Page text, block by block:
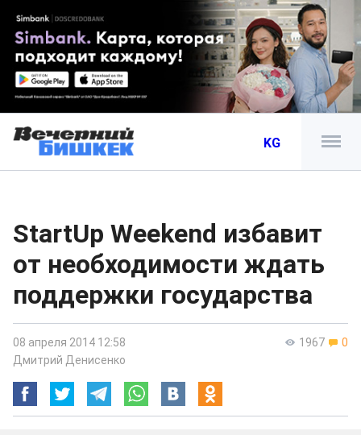
KG
StartUp Weekend избавит
от необходимости ждать
поддержки государства
1967 0
08 апреля 2014 12:58
Дмитрий Денисенко